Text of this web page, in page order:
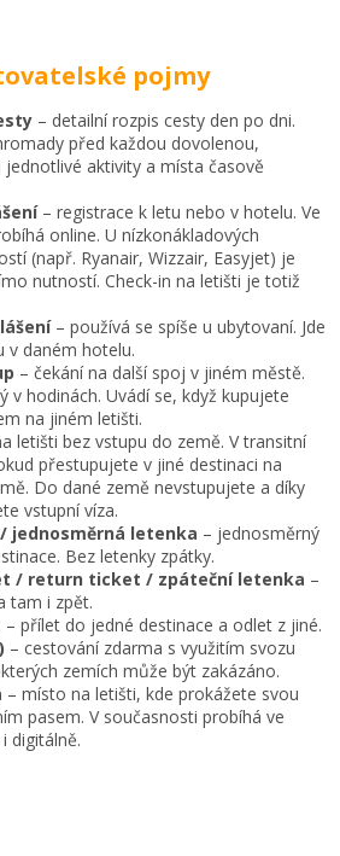
pojmy
– detailní rozpis cesty den po dni.
před každou dovolenou,
jednotlivé aktivity a místa časově
– registrace k letu nebo v hotelu. Ve
online. U nízkonákladových
(např. Ryanair, Wizzair, Easyjet) je
nutností. Check-in na letišti je totiž
– používá se spíše u ubytovaní. Jde
v daném hotelu.
– čekání na další spoj v jiném městě.
v hodinách. Uvádí se, když kupujete
na jiném letišti.
letišti bez vstupu do země. V transitní
přestupujete v jiné destinaci na
Do dané země nevstupujete a díky
vstupní víza.
jednosměrná letenka – jednosměrný
Bez letenky zpátky.
/ return ticket / zpáteční letenka –
tam i zpět.
– přílet do jedné destinace a odlet z jiné.
– cestování zdarma s využitím svozu
zemích může být zakázáno.
– místo na letišti, kde prokážete svou
pasem. V současnosti probíhá ve
digitálně.